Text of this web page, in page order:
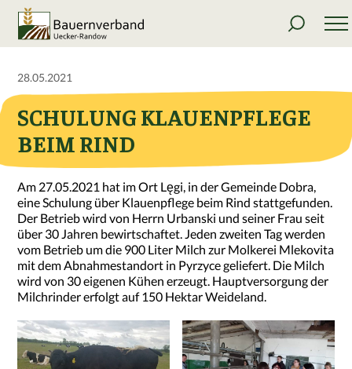
28.05.2021
SCHULUNG KLAUENPFLEGE
BEIM RIND
Am 27.05.2021 hat im Ort Lęgi, in der Gemeinde Dobra,
eine Schulung über Klauenpflege beim Rind stattgefunden.
Der Betrieb wird von Herrn Urbanski und seiner Frau seit
über 30 Jahren bewirtschaftet. Jeden zweiten Tag werden
vom Betrieb um die 900 Liter Milch zur Molkerei Mlekovita
mit dem Abnahmestandort in Pyrzyce geliefert. Die Milch
wird von 30 eigenen Kühen erzeugt. Hauptversorgung der
Milchrinder erfolgt auf 150 Hektar Weideland.